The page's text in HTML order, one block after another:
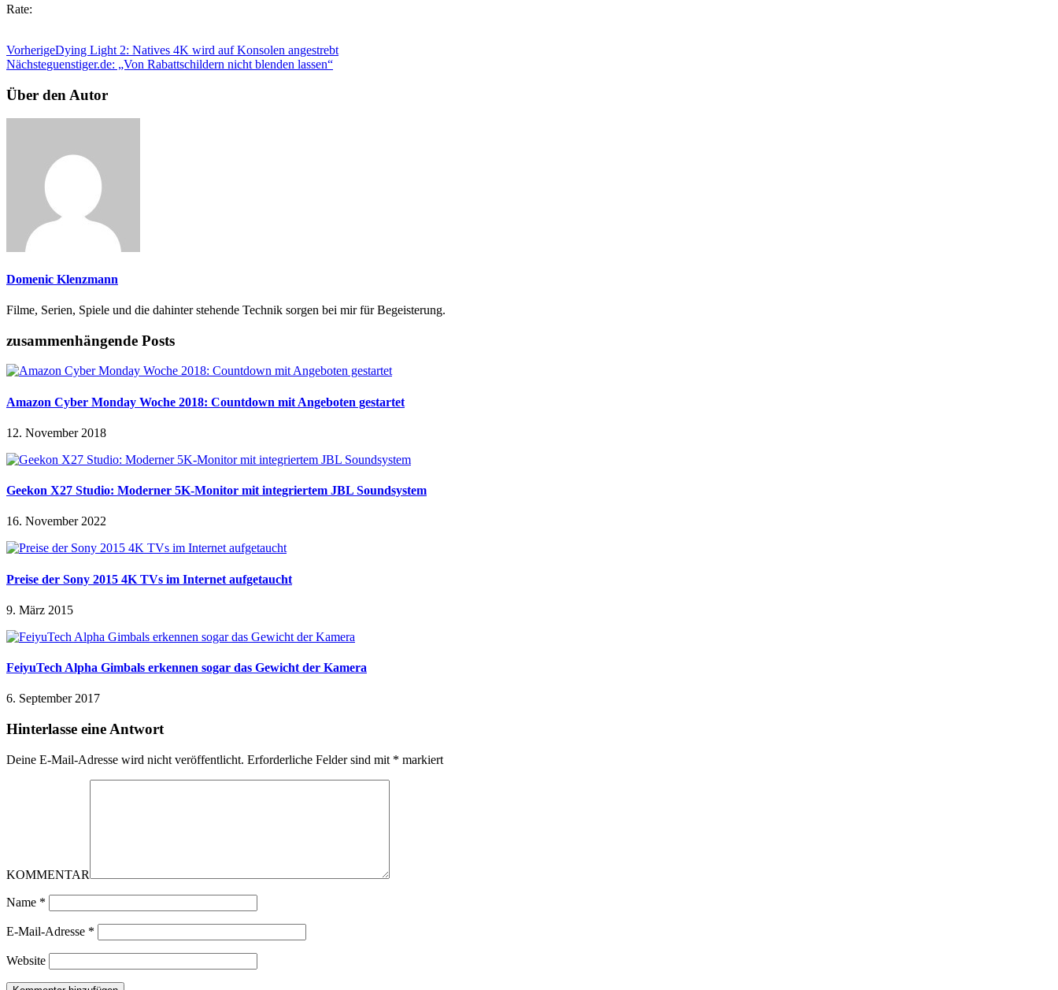
Rate:
VorherigeDying Light 2: Natives 4K wird auf Konsolen angestrebt
Nächsteguenstiger.de: „Von Rabattschildern nicht blenden lassen“
Über den Autor
Domenic Klenzmann
Filme, Serien, Spiele und die dahinter stehende Technik sorgen bei mir für Begeisterung.
zusammenhängende Posts
Amazon Cyber Monday Woche 2018: Countdown mit Angeboten gestartet
12. November 2018
Geekon X27 Studio: Moderner 5K-Monitor mit integriertem JBL Soundsystem
16. November 2022
Preise der Sony 2015 4K TVs im Internet aufgetaucht
9. März 2015
FeiyuTech Alpha Gimbals erkennen sogar das Gewicht der Kamera
6. September 2017
Hinterlasse eine Antwort
Deine E-Mail-Adresse wird nicht veröffentlicht. Erforderliche Felder sind mit * markiert
KOMMENTAR
Name *
E-Mail-Adresse *
Website